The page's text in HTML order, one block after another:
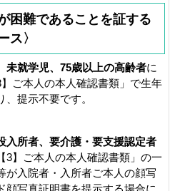
困難であることを証する
ス〉
未就学児、75歳以上の高齢者に
ご本人の本人確認書類」で生年
提示不要です。
入所者、要介護・要支援認定者
3】ご本人の本人確認書類」の一
が入院者・入所者ご本人の顔写
顔写真証明書を提示する場合に